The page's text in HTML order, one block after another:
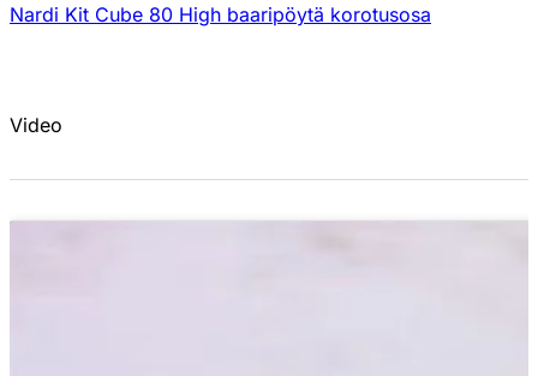
Nardi Kit Cube 80 High baaripöytä korotusosa
Video